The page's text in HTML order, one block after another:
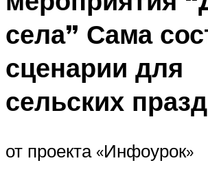
села” Сама
сценарии для
сельских
от проекта «Инфоурок»